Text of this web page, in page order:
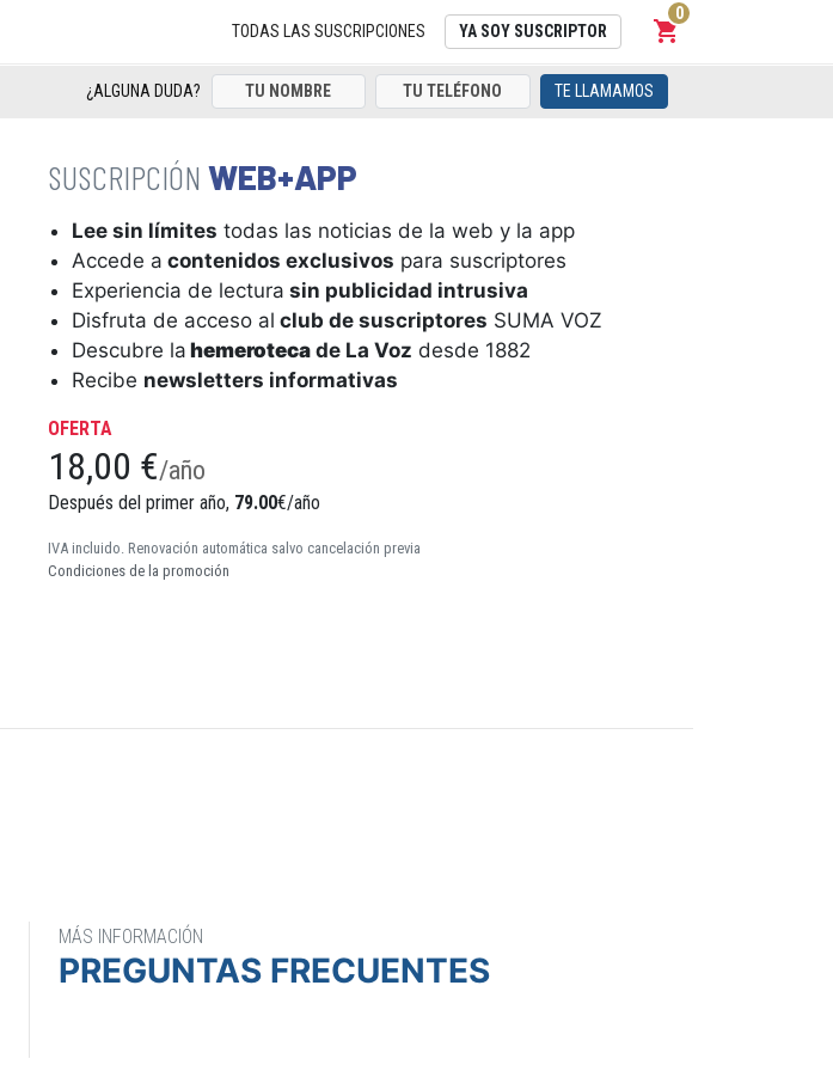
TODAS LAS SUSCRIPCIONES YA SOY SUSCRIPTOR shopping_cart
Carrito
0
¿ALGUNA DUDA? TE LLAMAMOS
WEB+APP
Lee sin límites todas las noticias de la web y la app
Accede a contenidos exclusivos para suscriptores
Experiencia de lectura sin publicidad intrusiva
Disfruta de acceso al club de suscriptores SUMA VOZ
Descubre la hemeroteca de La Voz desde 1882
Recibe newsletters informativas
OFERTA
18,00 €/año
Después del primer año, 79.00€/año
IVA incluido. Renovación automática salvo cancelación previa
Condiciones de la promoción
MÁS INFORMACIÓN
PREGUNTAS FRECUENTES